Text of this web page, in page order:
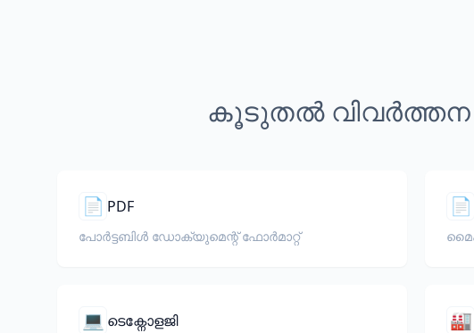
കൂടുതൽ വിവർത്തന
📄 PDF
പോർട്ടബിൾ ഡോക്യുമെന്റ് ഫോർമാറ്റ്
📄
💻 ടെക്നോളജി 🏭